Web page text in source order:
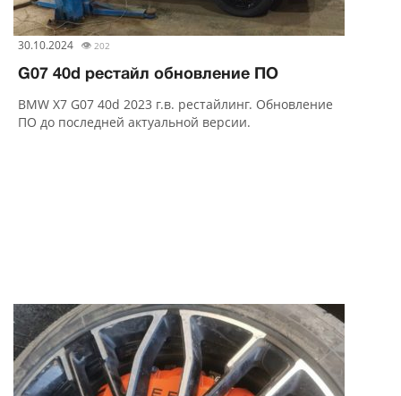
30.10.2024 👁 202
G07 40d рестайл обновление ПО
BMW X7 G07 40d 2023 г.в. рестайлинг. Обновление
ПО до последней актуальной версии.